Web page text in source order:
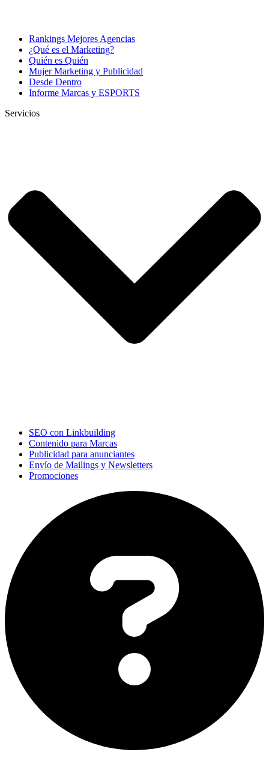
Rankings Mejores Agencias
¿Qué es el Marketing?
Quién es Quién
Mujer Marketing y Publicidad
Desde Dentro
Informe Marcas y ESPORTS
Servicios
SEO con Linkbuilding
Contenido para Marcas
Publicidad para anunciantes
Envío de Mailings y Newsletters
Promociones